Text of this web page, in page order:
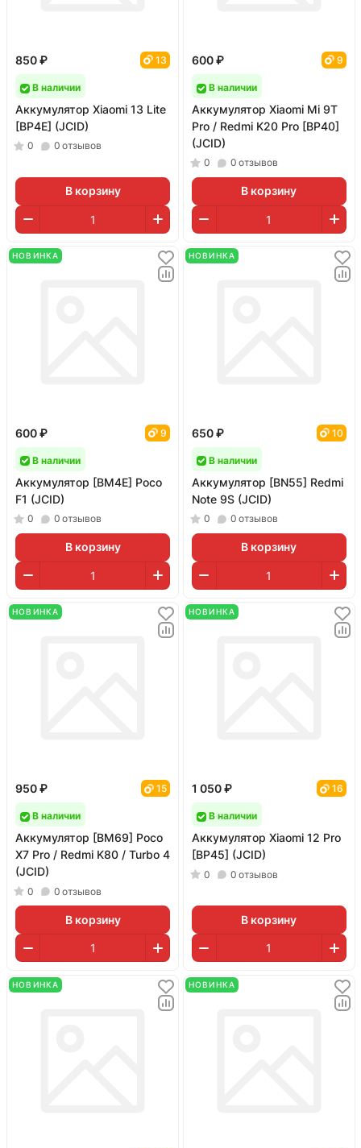
850 ₽ 13
В наличии
Аккумулятор Xiaomi 13 Lite
[BP4E] (JCID)
0 0 отзывов
В корзину
600 ₽ 9
В наличии
Аккумулятор Xiaomi Mi 9T
Pro / Redmi K20 Pro [BP40]
(JCID)
0 0 отзывов
В корзину
НОВИНКА
600 ₽ 9
В наличии
Аккумулятор [BM4E] Poco
F1 (JCID)
0 0 отзывов
В корзину
НОВИНКА
650 ₽ 10
В наличии
Аккумулятор [BN55] Redmi
Note 9S (JCID)
0 0 отзывов
В корзину
НОВИНКА
950 ₽ 15
В наличии
Аккумулятор [BM69] Poco
X7 Pro / Redmi K80 / Turbo 4
(JCID)
0 0 отзывов
В корзину
НОВИНКА
1 050 ₽ 16
В наличии
Аккумулятор Xiaomi 12 Pro
[BP45] (JCID)
0 0 отзывов
В корзину
НОВИНКА НОВИНКА